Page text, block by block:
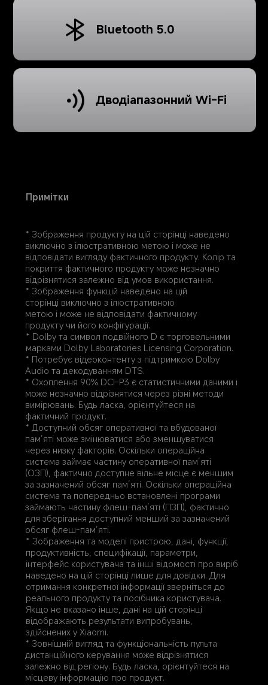
Bluetooth 5.0
Дводіапазонний Wi-Fi
Примітки
* Зображення продукту на цій сторінці наведено
виключно з ілюстративною метою і може не
відповідати вигляду фактичного продукту. Колір та
покриття фактичного продукту може незначно
відрізнятися залежно від умов використання.
* Зображення функцій наведено на цій
сторінці виключно з ілюстративною
метою і може не відповідати фактичному
продукту чи його конфігурації.
* Dolby та символ подвійного D є торговельними
марками Dolby Laboratories Licensing Corporation.
* Потребує відеоконтенту з підтримкою Dolby
Audio та декодуванням DTS.
* Охоплення 90% DCI-P3 є статистичними даними і
може незначно відрізнятися через різні методи
вимірювань. Будь ласка, орієнтуйтеся на
фактичний продукт.
* Доступний обсяг оперативної та вбудованої
пам’яті може змінюватися або зменшуватися
через низку факторів. Оскільки операційна
система займає частину оперативної пам’яті
(ОЗП), фактично доступне вільне місце є меншим
за зазначений обсяг пам’яті. Оскільки операційна
система та попередньо встановлені програми
займають частину флеш-пам’яті (ПЗП), фактично
для зберігання доступний менший за зазначений
обсяг флеш-пам’яті.
* Зображення та моделі пристрою, дані, функції,
продуктивність, специфікації, параметри,
інтерфейс користувача та інші відомості про виріб
наведено на цій сторінці лише для довідки. Для
отримання конкретної інформації зверніться до
реального продукту та посібника користувача.
Якщо не вказано інше, дані на цій сторінці
відображають результати випробувань,
здійснених у Xiaomi.
* Зовнішній вигляд та функціональність пульта
дистанційного керування може відрізнятися
залежно від регіону. Будь ласка, орієнтуйтеся на
місцеву інформацію про продукт.